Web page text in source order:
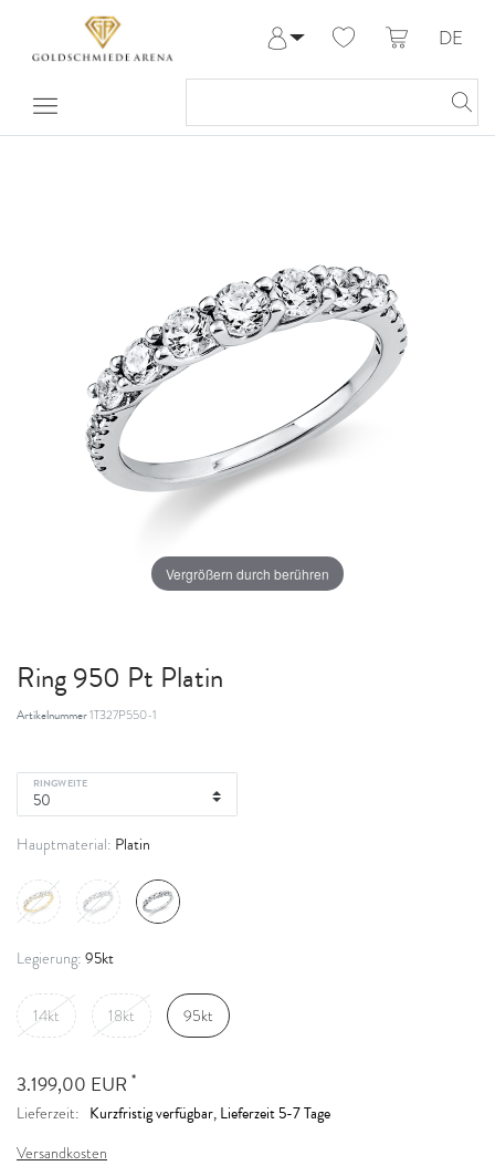
Meine Bestellungen
DE
Vergrößern durch berühren
Ring 950 Pt Platin
Artikelnummer1T327P550-1
RINGWEITE
Hauptmaterial: Platin
Legierung: 95kt
14kt 18kt 95kt
3.199,00 EUR *
Lieferzeit: Kurzfristig verfügbar, Lieferzeit 5-7 Tage
Versandkosten